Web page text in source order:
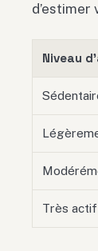
Niveau
Très actif